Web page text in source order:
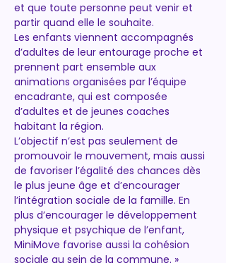
et que toute personne peut venir et
partir quand elle le souhaite.
Les enfants viennent accompagnés
d’adultes de leur entourage proche et
prennent part ensemble aux
animations organisées par l’équipe
encadrante, qui est composée
d’adultes et de jeunes coaches
habitant la région.
L’objectif n’est pas seulement de
promouvoir le mouvement, mais aussi
de favoriser l’égalité des chances dès
le plus jeune âge et d’encourager
l’intégration sociale de la famille. En
plus d’encourager le développement
physique et psychique de l’enfant,
MiniMove favorise aussi la cohésion
sociale au sein de la commune. »